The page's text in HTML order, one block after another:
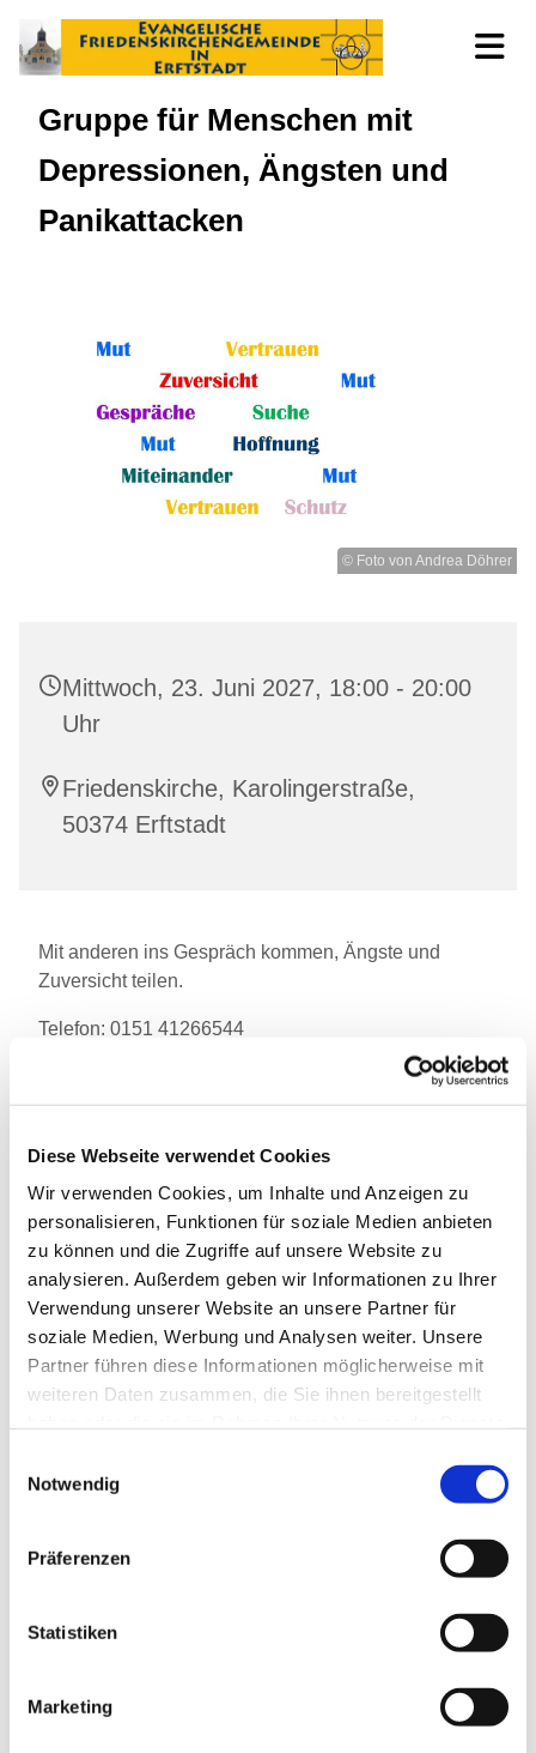
Diese Webseite verwendet Cookies
Wir verwenden Cookies, um Inhalte und Anzeigen zu
personalisieren, Funktionen für soziale Medien anbieten
zu können und die Zugriffe auf unsere Website zu
analysieren. Außerdem geben wir Informationen zu Ihrer
Verwendung unserer Website an unsere Partner für
soziale Medien, Werbung und Analysen weiter. Unsere
Partner führen diese Informationen möglicherweise mit
weiteren Daten zusammen, die Sie ihnen bereitgestellt
Notwendig
Präferenzen
Statistiken
Marketing
Gruppe für Menschen mit
Depressionen, Ängsten und
Panikattacken
© Foto von Andrea Döhrer
Mittwoch, 23. Juni 2027, 18:00 - 20:00
Uhr
Friedenskirche, Karolingerstraße,
50374 Erftstadt
Mit anderen ins Gespräch kommen, Ängste und
Zuversicht teilen.
Telefon: 0151 41266544
Dies könnte Sie auch